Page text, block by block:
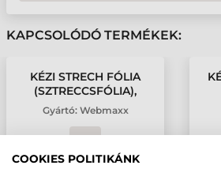
KAPCSOLÓDÓ TERMÉKEK:
KÉZI STRECH FÓLIA
(SZTRECCSFÓLIA),
TRANSZPARENS, 500
Gyártó: Webmaxx
COOKIES POLITIKÁNK